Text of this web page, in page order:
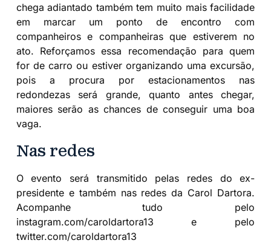
chega adiantado também tem muito mais facilidade
em marcar um ponto de encontro com
companheiros e companheiras que estiverem no
ato. Reforçamos essa recomendação para quem
for de carro ou estiver organizando uma excursão,
pois a procura por estacionamentos nas
redondezas será grande, quanto antes chegar,
maiores serão as chances de conseguir uma boa
vaga.
Nas redes
O evento será transmitido pelas redes do ex-
presidente e também nas redes da Carol Dartora.
Acompanhe tudo pelo
instagram.com/caroldartora13 e pelo
twitter.com/caroldartora13